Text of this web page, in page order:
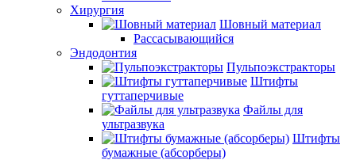
Хирургия
Шовный материал
Рассасывающийся
Эндодонтия
Пульпоэкстракторы
Штифты
гуттаперчивые
Файлы для
ультразвука
Штифты
бумажные (абсорберы)